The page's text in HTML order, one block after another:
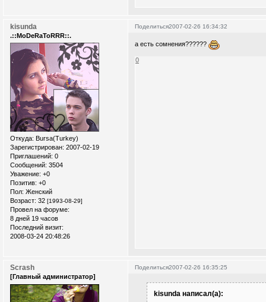
Поделиться2007-02-26 16:34:32
kisunda
.::MoDeRaToRRR::.
Откуда: Bursa(Turkey)
Зарегистрирован: 2007-02-19
Приглашений: 0
Сообщений: 3504
Уважение: +0
Позитив: +0
Пол: Женский
Возраст: 32 [1993-08-29]
Провел на форуме:
8 дней 19 часов
Последний визит:
2008-03-24 20:48:26
а есть сомнения??????
0
Поделиться2007-02-26 16:35:25
Scrash
[Главный администратор]
kisunda написал(а):